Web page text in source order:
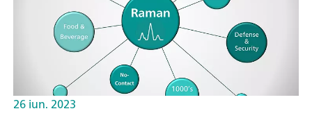
26 iun. 2023